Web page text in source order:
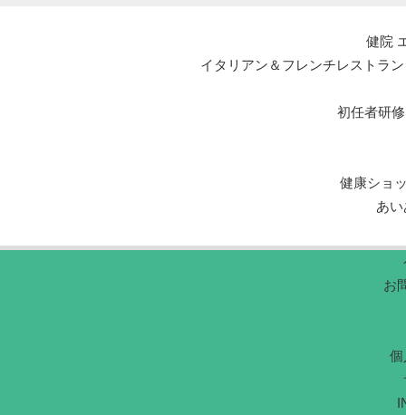
健院
イタリアン＆フレンチレストラ
初任者研修
健康ショ
あ
お
個